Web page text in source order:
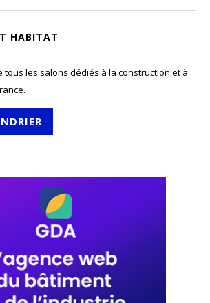
HABITAT
tous les salons dédiés à la construction et à